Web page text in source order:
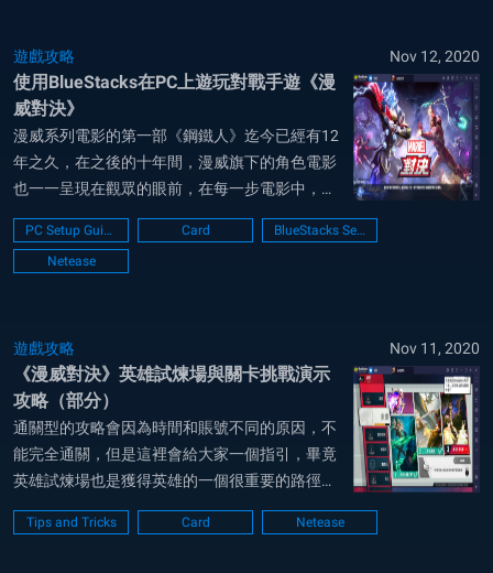
遊戲攻略 Nov 12, 2020
使用BlueStacks在PC上遊玩對戰手遊《漫
威對決》
漫威系列電影的第一部《鋼鐵人》迄今已經有12
年之久，在之後的十年間，漫威旗下的角色電影
也一一呈現在觀眾的眼前，在每一步電影中，都
有其獨特的伏筆，將漫威系列的故事串到一起，
成為一個龐大的漫威世界觀。 這樣的龐大世界
觀，如同很多大世界觀的電影如哈利波特系列一
PC Setup Guide Card
BlueStacks Setup
Netease
遊戲攻略 Nov 11, 2020
《漫威對決》英雄試煉場與關卡挑戰演示
攻略（部分）
通關型的攻略會因為時間和賬號不同的原因，不
能完全通關，但是這裡會給大家一個指引，畢竟
英雄試煉場也是獲得英雄的一個很重要的路徑。
英雄試煉 [索爾-對抗女法師] 這裡會教你使用對戰
的基本技巧，我們可以及時查看卡牌，了解卡牌
Tips and Tricks Card Netease